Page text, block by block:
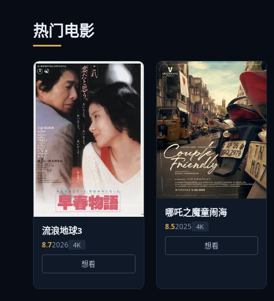
热门电影
流浪地球3
8.72026 4K
想看
哪吒之魔童闹海
8.52025 4K
想看